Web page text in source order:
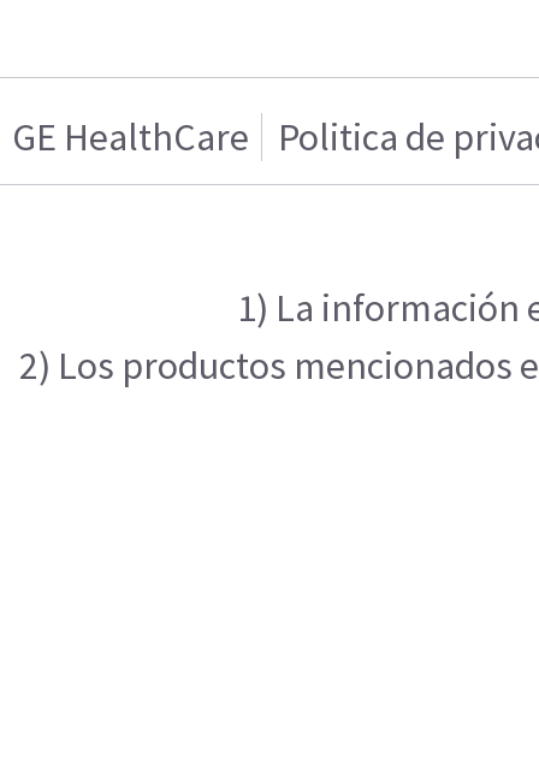
GE HealthCare Politica de
1) La información
2) Los productos mencionados